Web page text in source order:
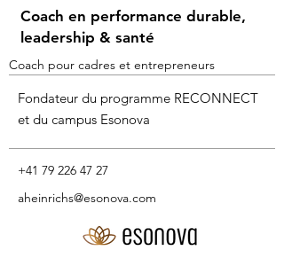
Coach en performance durable,
leadership & santé
Coach pour cadres et entrepreneurs
Fondateur du programme RECONNECT
et du campus Esonova
+41 79 226 47 27
aheinrichs@esonova.com